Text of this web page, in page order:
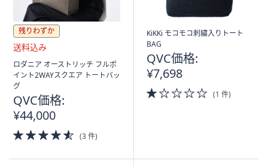
残りわずか
送
料
込
ロダニア オーストリッチ フルポ
イント2WAYスクエア トートバッ
グ
QVC価格:
¥44,000
4.5
of
(3 件)
KiKKi モコモコ刺繍入りトート
BAG
QVC価格:
¥7,698
1.0
of
(1 件)